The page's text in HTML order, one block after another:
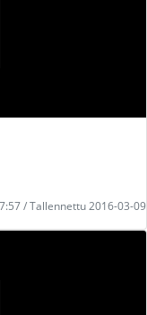
/ Tallennettu 2016-03-09